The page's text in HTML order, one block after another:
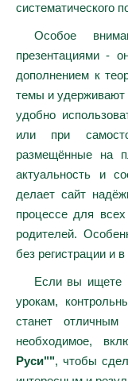
систематического
Особое
презентациями -
дополнением к
темы и удерживают
удобно
или при
размещённые на
актуальность и
делает сайт
процессе для
родителей.
без регистрации и
Если вы ищете
урокам,
станет
необходимое,
Руси"", чтобы